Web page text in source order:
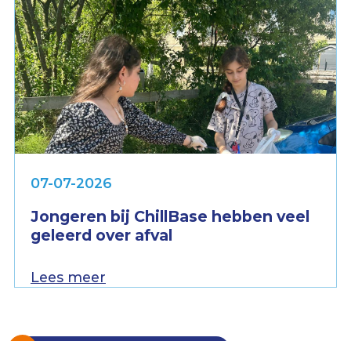
07-07-2026
Jongeren bij ChillBase hebben veel
geleerd over afval
Lees meer